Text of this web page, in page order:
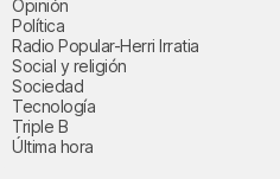
Opinión
Política
Radio Popular-Herri Irratia
Social y religión
Sociedad
Tecnología
Triple B
Última hora